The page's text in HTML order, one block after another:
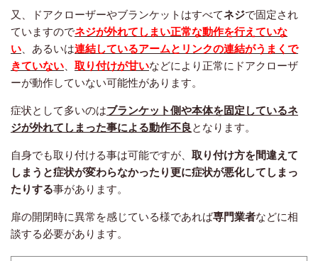
又、ドアクローザーやブランケットはすべてネジで固定され
ていますのでネジが外れてしまい正常な動作を行えていな
い 、あるいは連結しているアームとリンクの連結がうまくで
きていない
取り付けが甘いなどにより正常にドアクローザ
ーが動作していない可能性があります。
症状として多いのはブランケット側や本体を固定しているネ
ジが外れてしまった事による動作不良 となります。
自身でも取り付ける事は可能ですが、 取り付け方を間違えて
しまうと症状が変わらなかったり更に症状が悪化してしまっ
たりする事があります。
扉の開閉時に異常を感じている様であれば専門業者などに相
談する必要があります。